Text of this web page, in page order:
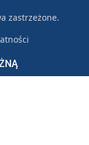
zastrzeżone.